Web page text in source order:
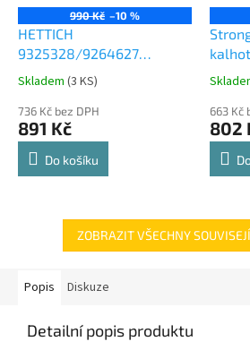
990 Kč –10 %
HETTICH
9325328/9264627
Comfort Spin 360° otočná
police 8kg
Průměrné
produktu
je
4,8
Skladem (3 KS)
736 Kč bez DPH
891 Kč
Do košíku
je
4,8
663 Kč
802
ZOBRAZIT VŠECHNY
Popis Diskuze
Detailní popis produktu